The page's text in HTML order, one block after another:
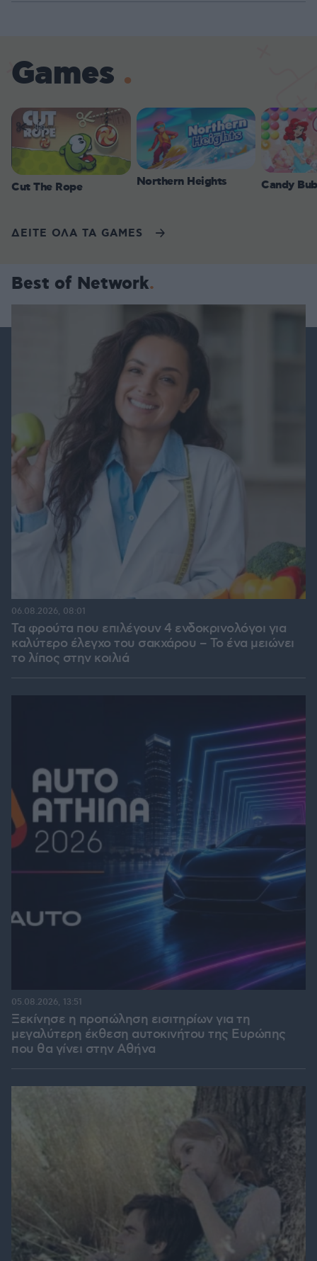
Games
Cut The Rope Northern Heights Candy
ΔΕΙΤΕ ΟΛΑ ΤΑ GAMES
Best of Network
Τα φρούτα που επιλέγουν 4 ενδοκρινολόγοι για
καλύτερο έλεγχο του σακχάρου – Το ένα μειώνει
το λίπος στην κοιλιά
06.08.2026, 08:01
Ξεκίνησε η προπώληση εισιτηρίων για τη
μεγαλύτερη έκθεση αυτοκινήτου της Ευρώπης
που θα γίνει στην Αθήνα
05.08.2026, 13:51